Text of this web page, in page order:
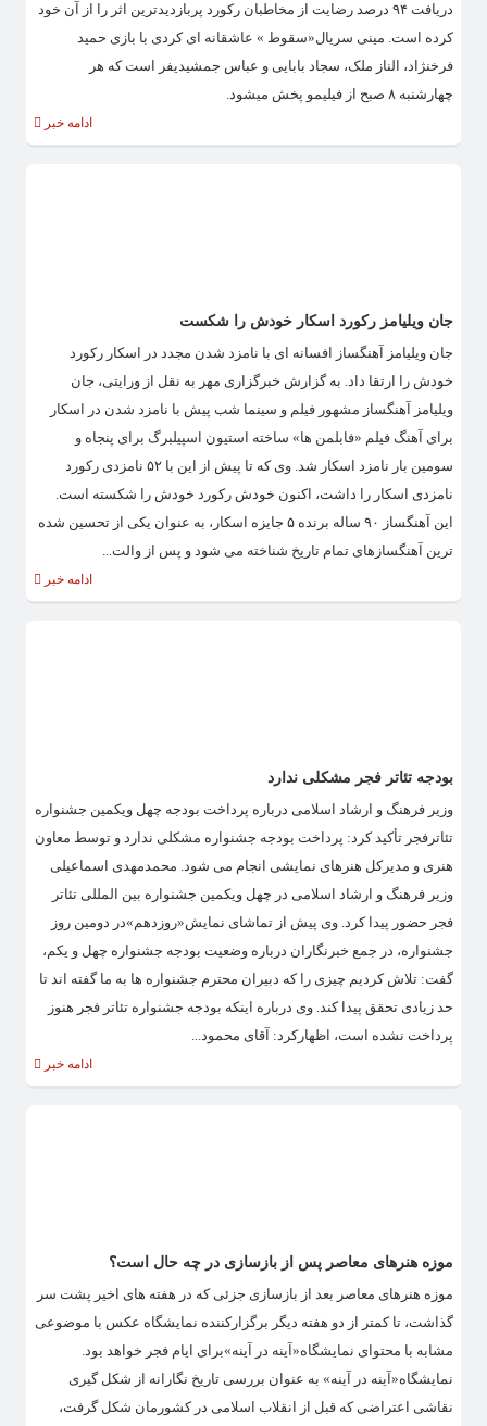
دریافت ۹۴ درصد رضایت از مخاطبان رکورد پربازدیدترین اثر را از آن خود
کرده است. مینی سریال«سقوط » عاشقانه ای کردی با بازی حمید
فرخنژاد، الناز ملک، سجاد بابایی و عباس جمشیدیفر است که هر
چهارشنبه ۸ صبح از فیلیمو پخش میشود.
ادامه خبر
جان ویلیامز رکورد اسکار خودش را شکست
جان ویلیامز آهنگساز افسانه ای با نامزد شدن مجدد در اسکار رکورد
خودش را ارتقا داد. به گزارش خبرگزاری مهر به نقل از ورایتی، جان
ویلیامز آهنگساز مشهور فیلم و سینما شب پیش با نامزد شدن در اسکار
برای آهنگ فیلم «فابلمن ها» ساخته استیون اسپیلبرگ برای پنجاه و
سومین بار نامزد اسکار شد. وی که تا پیش از این با ۵۲ نامزدی رکورد
نامزدی اسکار را داشت، اکنون خودش رکورد خودش را شکسته است.
این آهنگساز ۹۰ ساله برنده ۵ جایزه اسکار، به عنوان یکی از تحسین شده
ترین آهنگسازهای تمام تاریخ شناخته می شود و پس از والت...
ادامه خبر
بودجه تئاتر فجر مشکلی ندارد
وزیر فرهنگ و ارشاد اسلامی درباره پرداخت بودجه چهل ویکمین جشنواره
تئاترفجر تأکید کرد: پرداخت بودجه جشنواره مشکلی ندارد و توسط معاون
هنری و مدیرکل هنرهای نمایشی انجام می شود. محمدمهدی اسماعیلی
وزیر فرهنگ و ارشاد اسلامی در چهل ویکمین جشنواره بین المللی تئاتر
فجر حضور پیدا کرد. وی پیش از تماشای نمایش«روزدهم»در دومین روز
جشنواره، در جمع خبرنگاران درباره وضعیت بودجه جشنواره چهل و یکم،
گفت: تلاش کردیم چیزی را که دبیران محترم جشنواره ها به ما گفته اند تا
حد زیادی تحقق پیدا کند. وی درباره اینکه بودجه جشنواره تئاتر فجر هنوز
پرداخت نشده است، اظهارکرد: آقای محمود...
ادامه خبر
موزه هنرهای معاصر پس از بازسازی در چه حال است؟
موزه هنرهای معاصر بعد از بازسازی جزئی که در هفته های اخیر پشت سر
گذاشت، تا کمتر از دو هفته دیگر برگزارکننده نمایشگاه عکس با موضوعی
مشابه با محتوای نمایشگاه«آینه در آینه»برای ایام فجر خواهد بود.
نمایشگاه«آینه در آینه» به عنوان بررسی تاریخ نگارانه از شکل گیری
نقاشی اعتراضی که قبل از انقلاب اسلامی در کشورمان شکل گرفت،